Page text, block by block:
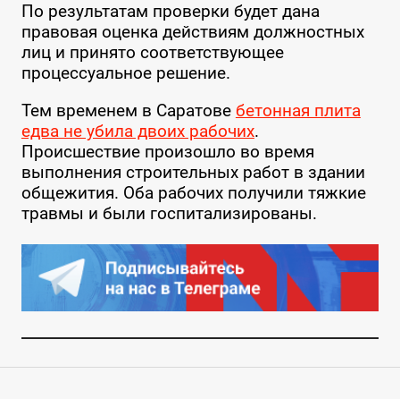
По результатам проверки будет дана
правовая оценка действиям должностных
лиц и принято соответствующее
процессуальное решение.
Тем временем в Саратове бетонная плита
едва не убила двоих рабочих.
Происшествие произошло во время
выполнения строительных работ в здании
общежития. Оба рабочих получили тяжкие
травмы и были госпитализированы.